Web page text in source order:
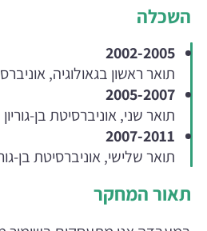
השכלה
2002-2005
תואר ראשון בגאולוגיה,
2005-2007
תואר שני, אוניברסיטת בן-גוריון
2007-2011
תואר שלישי, אוניברסיטת בן-
תאור המחקר